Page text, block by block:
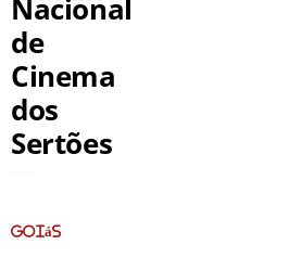
Nacional
de
Cinema
dos
Sertões
Goiás